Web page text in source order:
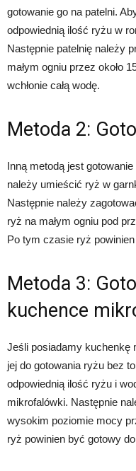
gotowanie go na patelni.
odpowiednią ilość ryżu w
Następnie patelnię należy
małym ogniu przez około
wchłonie całą wodę.
Metoda 2:
Inną metodą jest
należy umieścić ryż w
Następnie należy
ryż na małym ogniu pod
Po tym czasie ryż
Metoda 3:
kuchence
Jeśli posiadamy kuchenkę
jej do gotowania ryżu bez
odpowiednią ilość ryżu i
mikrofalówki. Następnie
wysokim poziomie mocy
ryż powinien być gotowy